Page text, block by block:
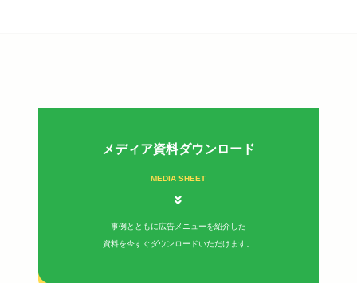
メディア資料ダウンロード
MEDIA SHEET
事例とともに広告メニューを紹介した
資料を今すぐダウンロードいただけます。